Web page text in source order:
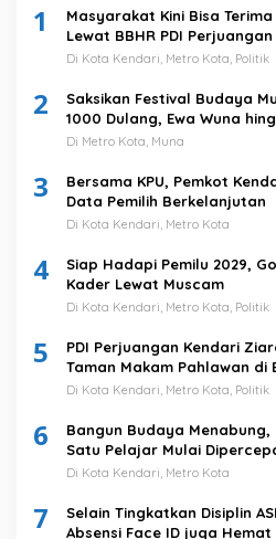
1
Masyarakat Kini Bisa
Lewat BBHR PDI
Di Kota Kendari, Metro Kota, Politik
2
Saksikan Festival Budaya
1000 Dulang, Ewa Wuna
Di Metro Kota, Muna
3
Bersama KPU, Pemkot
Data Pemilih Berkelanjutan
Di Kota Kendari, Metro Kota
4
Siap Hadapi Pemilu 2029,
Kader Lewat Muscam
Di Kota Kendari, Metro Kota, Politik
5
PDI Perjuangan Kendari
Taman Makam Pahlawan di
Di Kota Kendari, Metro Kota, Politik
6
Bangun Budaya
Satu Pelajar Mulai
Di Kota Kendari, Metro Kota
7
Selain Tingkatkan Disiplin
Absensi Face ID juga